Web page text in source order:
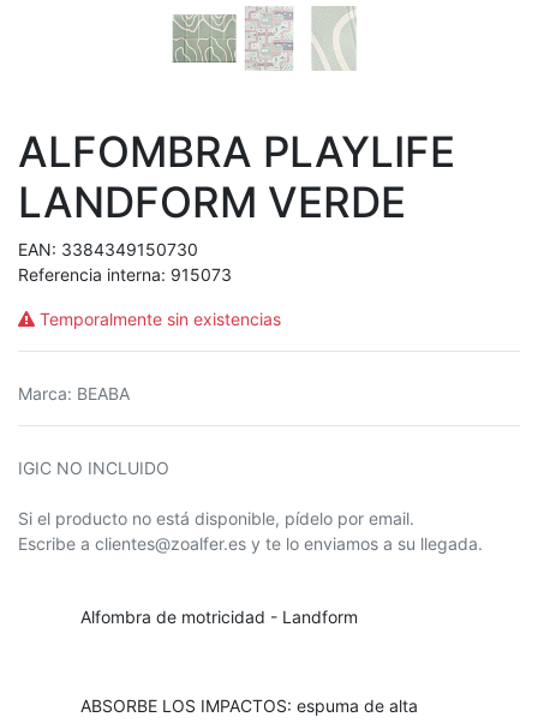
ALFOMBRA PLAYLIFE
LANDFORM VERDE
EAN: 3384349150730
Referencia interna: 915073
Temporalmente sin existencias
Marca: BEABA
IGIC NO INCLUIDO
Si el producto no está disponible, pídelo por email.
Escribe a clientes@zoalfer.es y te lo enviamos a su llegada.
Alfombra de motricidad - Landform
ABSORBE LOS IMPACTOS: espuma de alta